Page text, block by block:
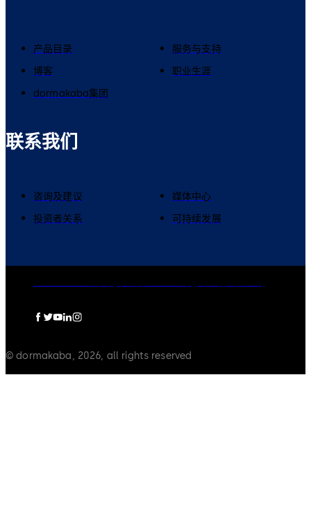
产品目录
服务与支持
博客
职业生涯
dormakaba集团
联系我们
咨询及建议
媒体中心
投资者关系
可持续发展
© dormakaba, 2026, all rights reserved